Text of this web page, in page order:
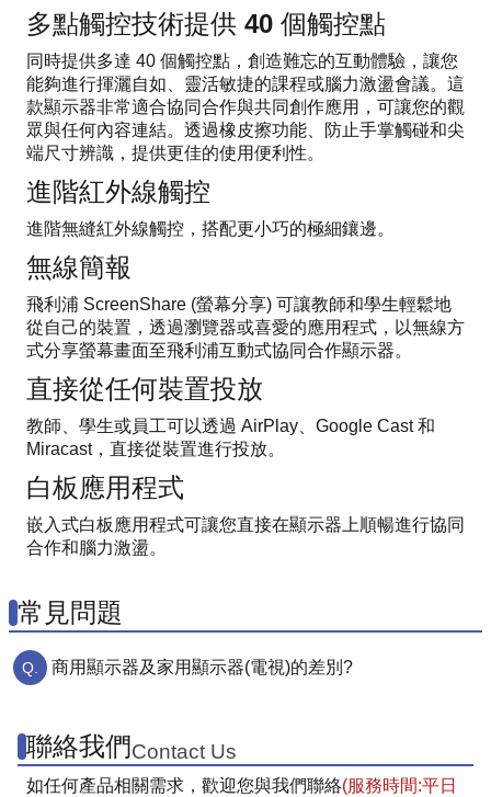
多點觸控技術提供 40 個觸控點
同時提供多達 40 個觸控點，創造難忘的互動體驗，讓您
能夠進行揮灑自如、靈活敏捷的課程或腦力激盪會議。這
款顯示器非常適合協同合作與共同創作應用，可讓您的觀
眾與任何內容連結。透過橡皮擦功能、防止手掌觸碰和尖
端尺寸辨識，提供更佳的使用便利性。
進階紅外線觸控
進階無縫紅外線觸控，搭配更小巧的極細鑲邊。
無線簡報
飛利浦 ScreenShare (螢幕分享) 可讓教師和學生輕鬆地
從自己的裝置，透過瀏覽器或喜愛的應用程式，以無線方
式分享螢幕畫面至飛利浦互動式協同合作顯示器。
直接從任何裝置投放
教師、學生或員工可以透過 AirPlay、Google Cast 和
Miracast，直接從裝置進行投放。
白板應用程式
嵌入式白板應用程式可讓您直接在顯示器上順暢進行協同
合作和腦力激盪。
常見問題
商用顯示器及家用顯示器(電視)的差別?
聯絡我們Contact Us
如任何產品相關需求，歡迎您與我們聯絡(服務時間:平日